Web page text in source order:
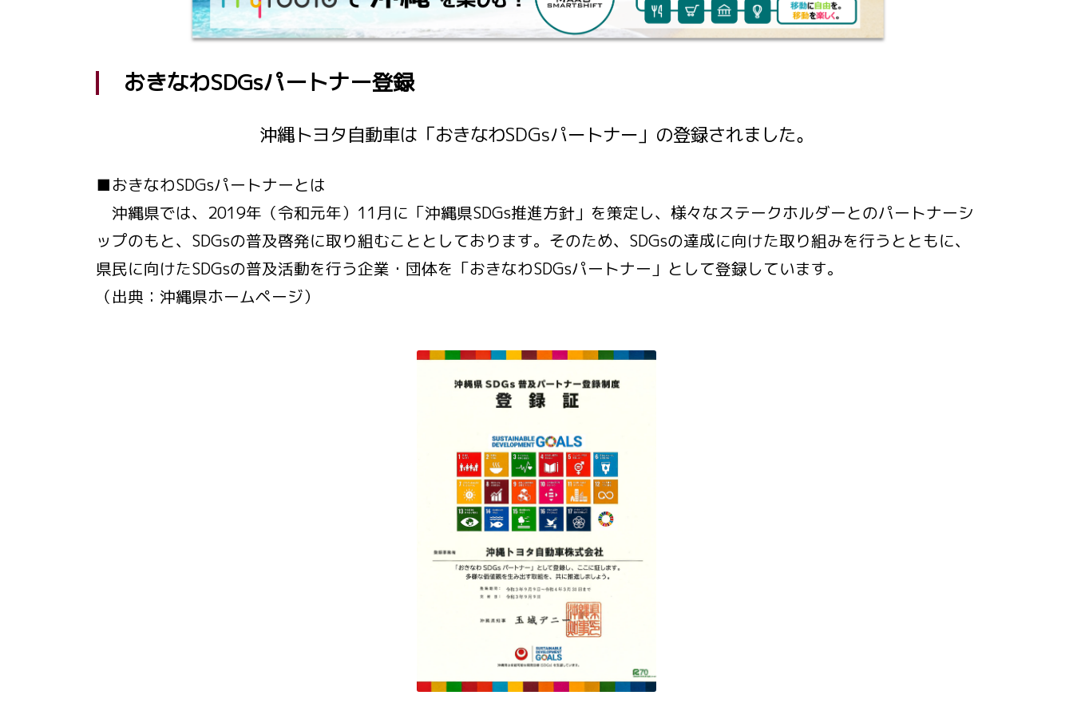
おきなわSDGsパートナー登録
沖縄トヨタ自動車は「おきなわSDGsパートナー」の登録されました。
■おきなわSDGsパートナーとは
沖縄県では、2019年（令和元年）11月に「沖縄県SDGs推進方針」を策定し、様々なステークホルダーとのパートナーシ
ップのもと、SDGsの普及啓発に取り組むこととしております。そのため、SDGsの達成に向けた取り組みを行うとともに、
県民に向けたSDGsの普及活動を行う企業・団体を「おきなわSDGsパートナー」として登録しています。
（出典：沖縄県ホームページ）